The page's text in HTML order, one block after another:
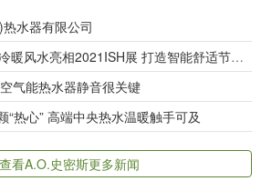
水器有限公司
风水亮相2021ISH展 打造智能舒适节能解决方
气能热水器静音很关键
“热心” 高端中央热水温暖触手可及
看A.O.史密斯更多新闻